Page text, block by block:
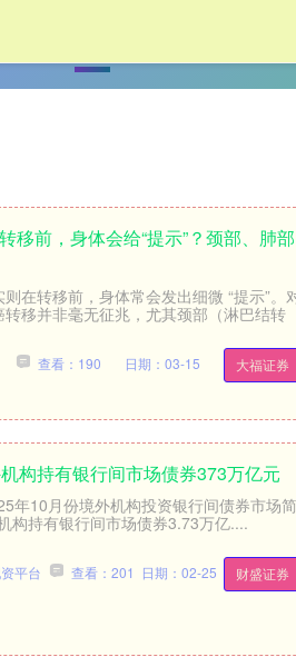
杠
移前，身体会给“提示”？颈部、肺部
在转移前，身体常会发出细微 “提示”。
移并非毫无征兆，尤其颈部（淋巴结转
大福证券
查看：190 日期：03-15
构持有银行间市场债券373万亿元
年10月份境外机构投资银行间债券市场简
构持有银行间市场债券3.73万亿....
财盛证券
平台 查看：201 日期：02-25